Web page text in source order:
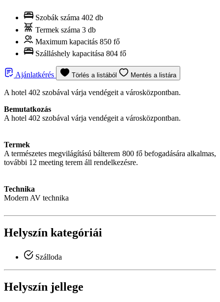
Szobák száma 402 db
Termek száma 3 db
Maximum kapacitás 850 fő
Szálláshely kapacitása 804 fő
Ajánlatkérés Törlés a listából Mentés a listára
A hotel 402 szobával várja vendégeit a városközpontban.
Bemutatkozás
A hotel 402 szobával várja vendégeit a városközpontban.
Termek
A természetes megvilágítású bálterem 800 fő befogadására alkalmas,
további 12 meeting terem áll rendelkezésre.
Technika
Modern AV technika
Helyszín kategóriái
Szálloda
Helyszín jellege